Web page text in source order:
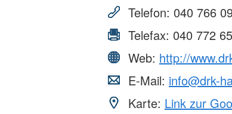
Telefon: 040 766
Telefax: 040 772
Web: http://
E-Mail: info@drk-
Karte: Link zur